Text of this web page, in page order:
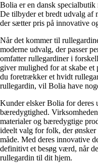
Bolia er en dansk
De tilbyder et bredt udvalg af
der sætter pris på innovative
Når det kommer til
moderne udvalg, der passer
omfatter rullegardiner i
giver mulighed for at skabe
du foretrækker et hvidt
rullegardin, vil Bolia have
Kunder elsker Bolia for deres
bæredygtighed.
materialer og bæredygtige
ideelt valg for folk, der ønsker
måde. Med deres innovative
definitivt et besøg værd, når
rullegardin til dit hjem.